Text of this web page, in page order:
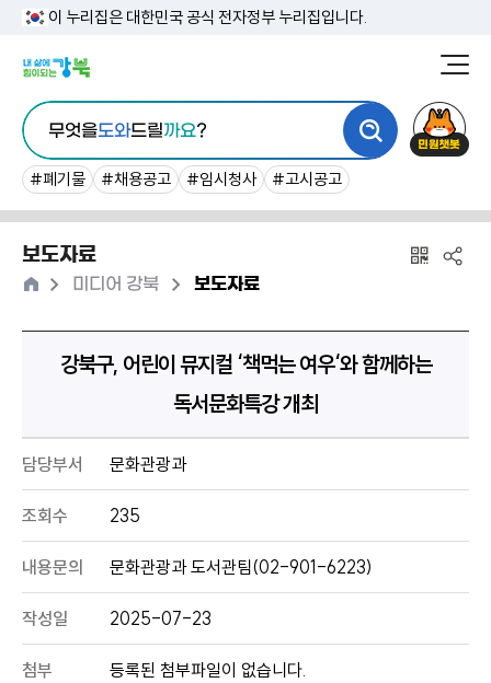
이 누리집은 대한민국 공식 전자정부 누리집입니다.
청
통
합
검
색
무엇을도와드릴까요?
#폐기물 #채용공고 #임시청사 #고시공고
원
보도자료
홈 >미디어 강북 >보도자료
강북구, 어린이 뮤지컬 ‘책먹는 여우‘와 함께하는
독서문화특강 개최
담당부서 문화관광과
조회수 235
내용문의 문화관광과 도서관팀(02-901-6223)
작성일 2025-07-23
첨부 등록된 첨부파일이 없습니다.